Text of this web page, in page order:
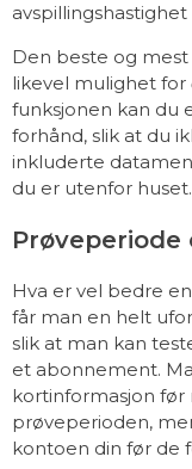
Den beste og
likevel mulighet for
funksjonen kan du
forhånd, slik at du
inkluderte
du er utenfor huset.
Hva er vel bedre
får man en helt
slik at man kan
et abonnement.
kortinformasjon
prøveperioden,
kontoen din før de